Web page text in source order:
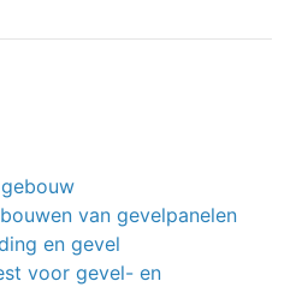
van gevelpanelen
en gevel
voor gevel- en